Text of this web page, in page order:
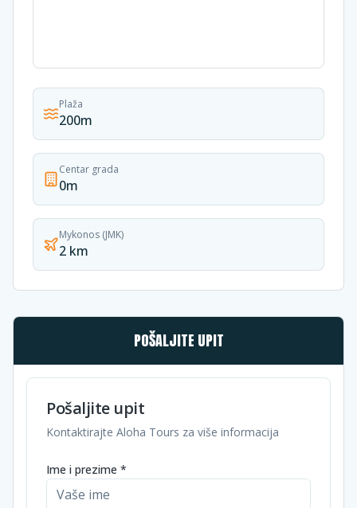
Plaža
200m
Centar grada
0m
Mykonos (JMK)
2 km
POŠALJITE UPIT
Pošaljite upit
Kontaktirajte Aloha Tours za više informacija
Ime i prezime *